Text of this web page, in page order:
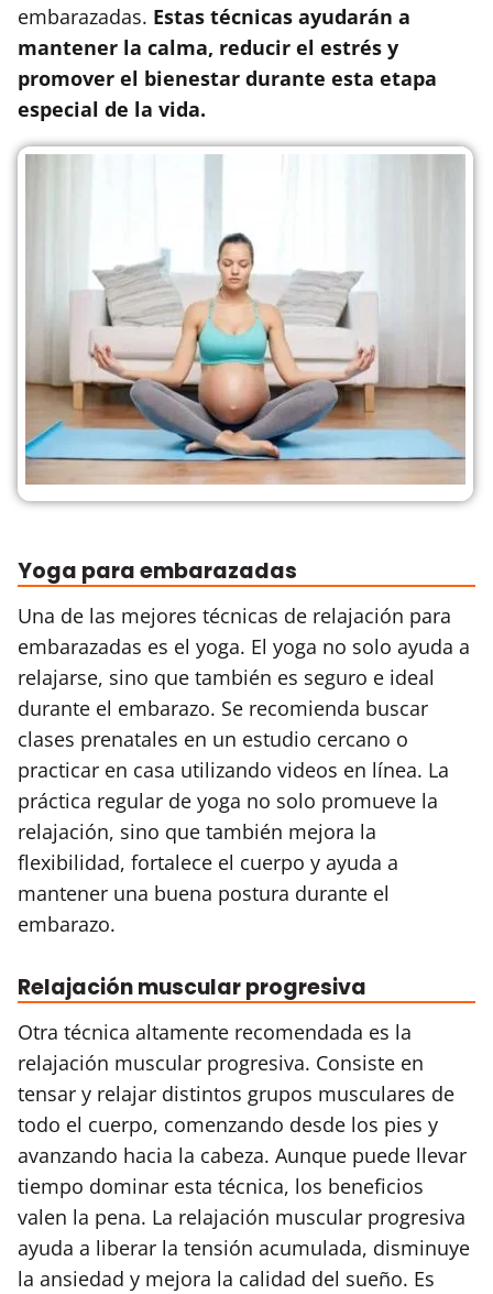
embarazadas. Estas técnicas ayudarán a
mantener la calma, reducir el estrés y
promover el bienestar durante esta etapa
especial de la vida.
Yoga para embarazadas
Una de las mejores técnicas de relajación para
embarazadas es el yoga. El yoga no solo ayuda a
relajarse, sino que también es seguro e ideal
durante el embarazo. Se recomienda buscar
clases prenatales en un estudio cercano o
practicar en casa utilizando videos en línea. La
práctica regular de yoga no solo promueve la
relajación, sino que también mejora la
flexibilidad, fortalece el cuerpo y ayuda a
mantener una buena postura durante el
embarazo.
Relajación muscular progresiva
Otra técnica altamente recomendada es la
relajación muscular progresiva. Consiste en
tensar y relajar distintos grupos musculares de
todo el cuerpo, comenzando desde los pies y
avanzando hacia la cabeza. Aunque puede llevar
tiempo dominar esta técnica, los beneficios
valen la pena. La relajación muscular progresiva
ayuda a liberar la tensión acumulada, disminuye
la ansiedad y mejora la calidad del sueño. Es